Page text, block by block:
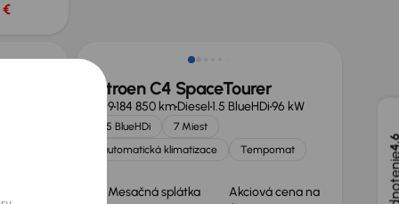
Citroen C4 SpaceTourer
2019184 850 kmDiesel1.5 BlueHDi96 kW
1.5 BlueHDi
7 Miest
automatická klimatizace
Tempomat
Mesačná splátka
Akciová cena na